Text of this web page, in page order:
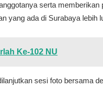
serta
yang ada di Surabaya lebih
Ke-102 NU
sesi foto bersama